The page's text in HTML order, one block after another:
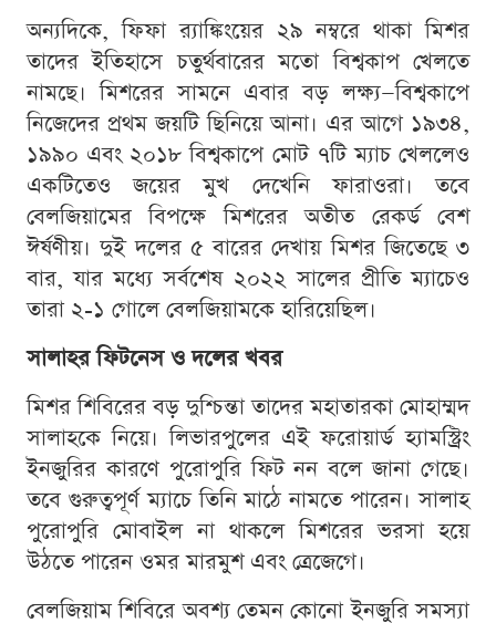
অন্যদিকে, ফিফা র‍্যাঙ্কিংয়ের ২৯ নম্বরে থাকা মিশর
তাদের ইতিহাসে চতুর্থবারের মতো বিশ্বকাপ খেলতে
নামছে। মিশরের সামনে এবার বড় লক্ষ্য—বিশ্বকাপে
নিজেদের প্রথম জয়টি ছিনিয়ে আনা। এর আগে ১৯৩৪,
১৯৯০ এবং ২০১৮ বিশ্বকাপে মোট ৭টি ম্যাচ খেললেও
একটিতেও জয়ের মুখ দেখেনি ফারাওরা। তবে
বেলজিয়ামের বিপক্ষে মিশরের অতীত রেকর্ড বেশ
ঈর্ষণীয়। দুই দলের ৫ বারের দেখায় মিশর জিতেছে ৩
বার, যার মধ্যে সর্বশেষ ২০২২ সালের প্রীতি ম্যাচেও
তারা ২-১ গোলে বেলজিয়ামকে হারিয়েছিল।
সালাহর ফিটনেস ও দলের খবর
মিশর শিবিরের বড় দুশ্চিন্তা তাদের মহাতারকা মোহাম্মদ
সালাহকে নিয়ে। লিভারপুলের এই ফরোয়ার্ড হ্যামস্ট্রিং
ইনজুরির কারণে পুরোপুরি ফিট নন বলে জানা গেছে।
তবে গুরুত্বপূর্ণ ম্যাচে তিনি মাঠে নামতে পারেন। সালাহ
পুরোপুরি মোবাইল না থাকলে মিশরের ভরসা হয়ে
উঠতে পারেন ওমর মারমুশ এবং ত্রেজেগে।
বেলজিয়াম শিবিরে অবশ্য তেমন কোনো ইনজুরি সমস্যা